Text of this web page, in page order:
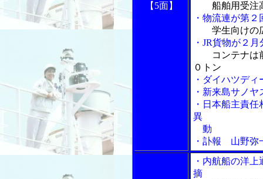
【5面】
船舶用受注
・物流連が第
学生向けの
・JR貨物が２
コンテナは
０トン
・ダイハツデ
・新来島サノ
・日本船主責
異
動
・訃報 山野弥
・内航船の洋
摘